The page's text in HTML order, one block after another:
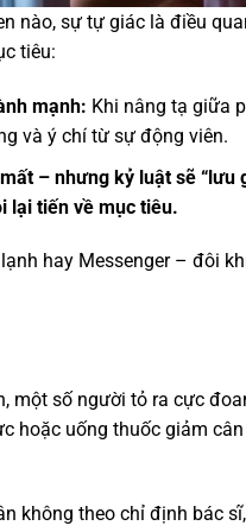
nào, sự tự giác là điều
tiêu:
mạnh: Khi nâng tạ giữa
và ý chí từ sự động viên.
– nhưng kỷ luật sẽ
lại tiến về mục tiêu.
hay Messenger – đôi
một số người tỏ ra cực
hoặc uống thuốc giảm
không theo chỉ định bác